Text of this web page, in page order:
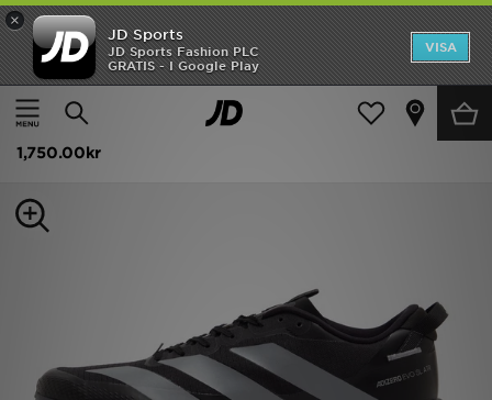
×
JD Sports
JD Sports Fashion PLC
GRATIS - I Google Play
VISA
Hem
Herr Herrskor Sneakers
adidas Adizero Evo SL ATR
1,750.00kr
Hem
Rea
Dam
Bästsäljare